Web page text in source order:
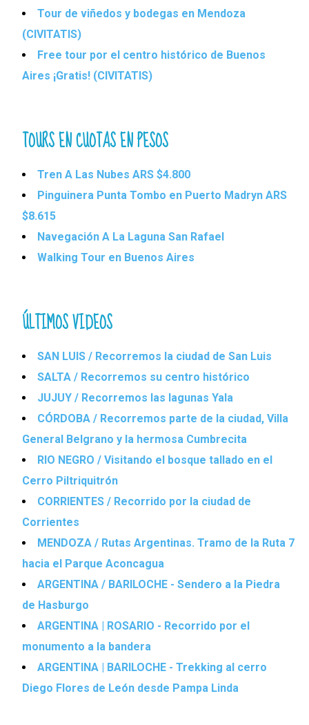
Tour de viñedos y bodegas en Mendoza
(CIVITATIS)
Free tour por el centro histórico de Buenos
Aires ¡Gratis! (CIVITATIS)
TOURS EN CUOTAS EN PESOS
Tren A Las Nubes ARS $4.800
Pinguinera Punta Tombo en Puerto Madryn ARS
$8.615
Navegación A La Laguna San Rafael
Walking Tour en Buenos Aires
ÚLTIMOS VIDEOS
SAN LUIS / Recorremos la ciudad de San Luis
SALTA / Recorremos su centro histórico
JUJUY / Recorremos las lagunas Yala
CÓRDOBA / Recorremos parte de la ciudad, Villa
General Belgrano y la hermosa Cumbrecita
RIO NEGRO / Visitando el bosque tallado en el
Cerro Piltriquitrón
CORRIENTES / Recorrido por la ciudad de
Corrientes
MENDOZA / Rutas Argentinas. Tramo de la Ruta 7
hacia el Parque Aconcagua
ARGENTINA / BARILOCHE - Sendero a la Piedra
de Hasburgo
ARGENTINA | ROSARIO - Recorrido por el
monumento a la bandera
ARGENTINA | BARILOCHE - Trekking al cerro
Diego Flores de León desde Pampa Linda